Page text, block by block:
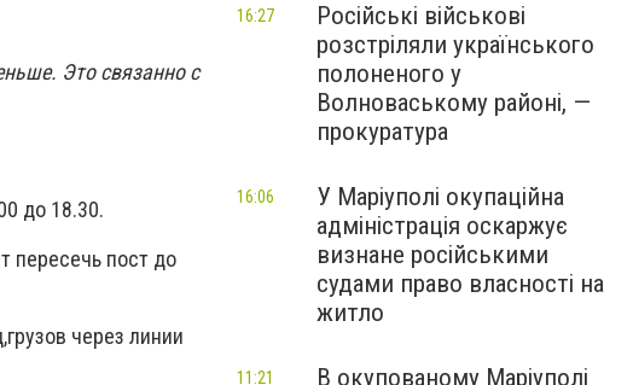
Это связанно с
до 18.30.
пересечь пост до
через линии
Російські військові
розстріляли українського
полоненого у
Волноваському районі, —
прокуратура
16:27
У Маріуполі окупаційна
адміністрація оскаржує
визнане російськими
судами право власності на
житло
16:06
В окупованому Маріуполі
11:21